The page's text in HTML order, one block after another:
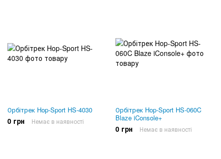
Орбітрек Hop-Sport HS-4030
0 грн Немає в наявності
Орбітрек Hop-Sport HS-060C
Blaze iConsole+
0 грн Немає в наявності